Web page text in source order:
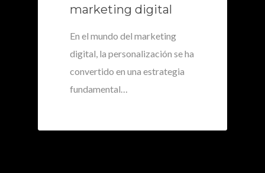
marketing digital
En el mundo del marketing
digital, la personalización se ha
convertido en una estrategia
fundamental…